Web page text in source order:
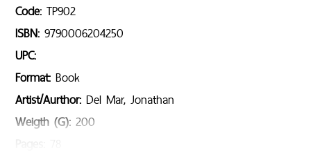
Code:TP902
ISBN:9790006204250
UPC:
Format:Book
Artist/Aurthor:Del Mar, Jonathan
Weigth (G):200